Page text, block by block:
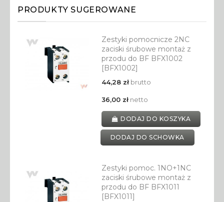
PRODUKTY SUGEROWANE
Zestyki pomocnicze 2NC
zaciski śrubowe montaż z
przodu do BF BFX1002
[BFX1002]
44,28 złbrutto
36,00 złnetto
DODAJ DO KOSZYKA
DODAJ DO SCHOWKA
Zestyki pomoc. 1NO+1NC
zaciski śrubowe montaż z
przodu do BF BFX1011
[BFX1011]